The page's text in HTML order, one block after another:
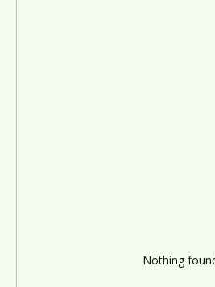
Nothing